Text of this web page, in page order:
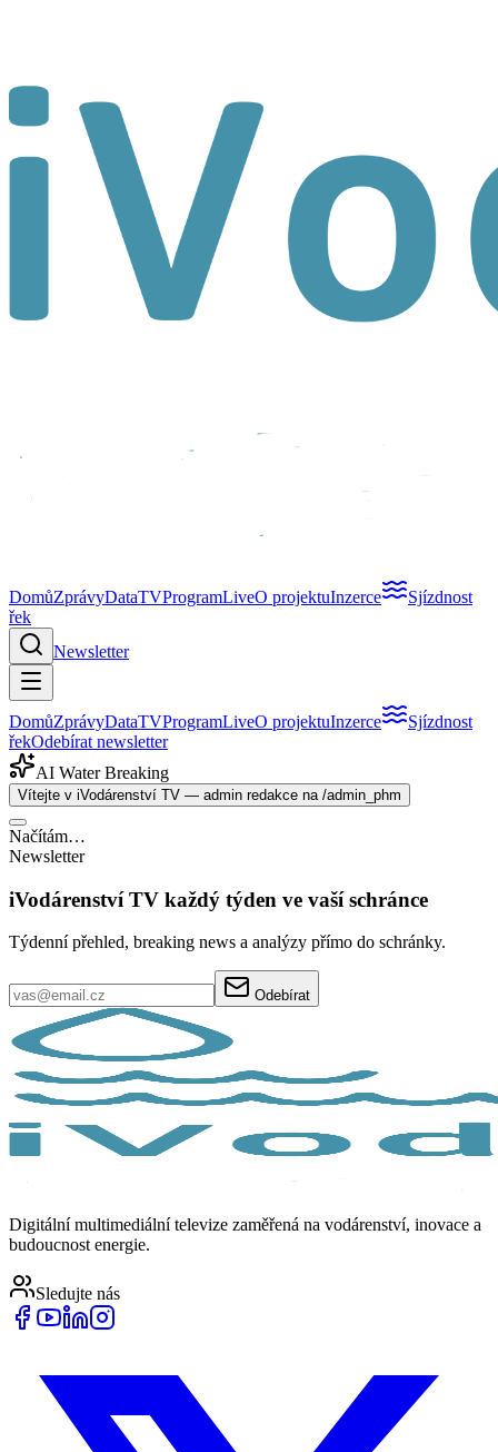
DomůZprávyDataTVProgramLiveO projektuInzerce
Sjízdnost
řek
Newsletter
DomůZprávyDataTVProgramLiveO projektuInzerce
Sjízdnost
řekOdebírat newsletter
AI Water Breaking
Vítejte v iVodárenství TV — admin redakce na /admin_phm
Načítám…
Newsletter
iVodárenství TV každý týden ve vaší schránce
Týdenní přehled, breaking news a analýzy přímo do schránky.
Odebírat
Digitální multimediální televize zaměřená na vodárenství, inovace a
budoucnost energie.
Sledujte nás